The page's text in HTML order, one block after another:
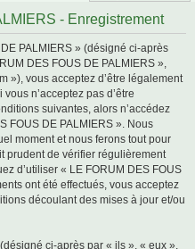
- Enregistrement
PALMIERS » (désigné ci-après
DES FOUS DE PALMIERS »,
»), vous acceptez d’être légalement
n’acceptez pas d’être
suivantes, alors n’accédez
FOUS DE PALMIERS ». Nous
moment et nous ferons tout pour
prudent de vérifier régulièrement
d’utiliser « LE FORUM DES FOUS
ont été effectués, vous acceptez
découlant des mises à jour et/ou
ci-après par « ils », « eux »,